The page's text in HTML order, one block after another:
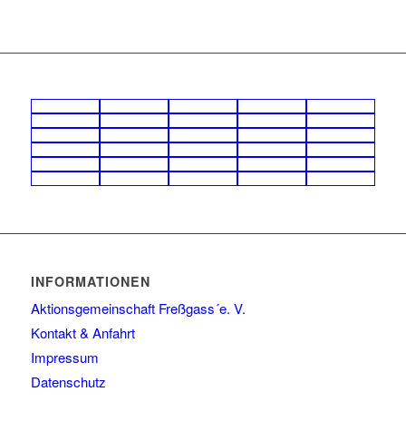
INFORMATIONEN
Aktionsgemeinschaft Freßgass´e. V.
Kontakt & Anfahrt
Impressum
Datenschutz